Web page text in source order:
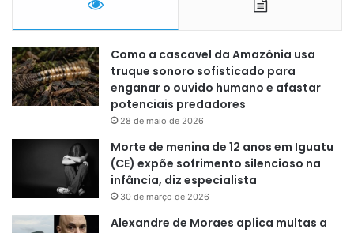
Como a cascavel da Amazônia usa
truque sonoro sofisticado para
enganar o ouvido humano e afastar
potenciais predadores
28 de maio de 2026
Morte de menina de 12 anos em Iguatu
(CE) expõe sofrimento silencioso na
infância, diz especialista
30 de março de 2026
Alexandre de Moraes aplica multas a